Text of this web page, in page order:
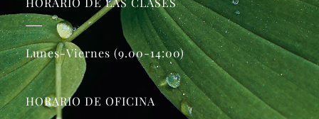
Lunes-Viernes (9.00-14:00)
HORARIO DE OFICINA